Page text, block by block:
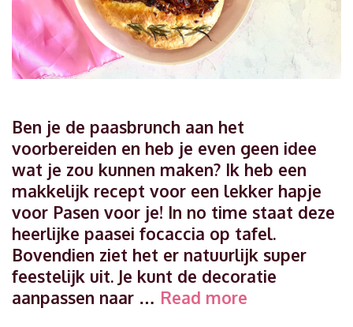
Ben je de paasbrunch aan het
voorbereiden en heb je even geen idee
wat je zou kunnen maken? Ik heb een
makkelijk recept voor een lekker hapje
voor Pasen voor je! In no time staat deze
heerlijke paasei focaccia op tafel.
Bovendien ziet het er natuurlijk super
feestelijk uit. Je kunt de decoratie
aanpassen naar … Read more